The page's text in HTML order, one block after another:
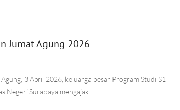
Jumat Agung 2026
3 April 2026, keluarga besar Program Studi S1
Negeri Surabaya mengajak